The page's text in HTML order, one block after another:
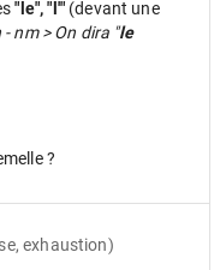
"le", "l'" (devant une
nm > On dira "le
?
exhaustion)